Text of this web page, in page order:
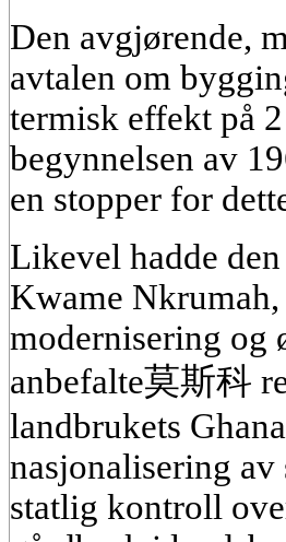
Den avgjørende,
avtalen om
termisk effekt på
begynnelsen av
en stopper for
Likevel hadde
Kwame
modernisering og
anbefalte莫斯科
landbrukets
nasjonalisering av
statlig kontroll